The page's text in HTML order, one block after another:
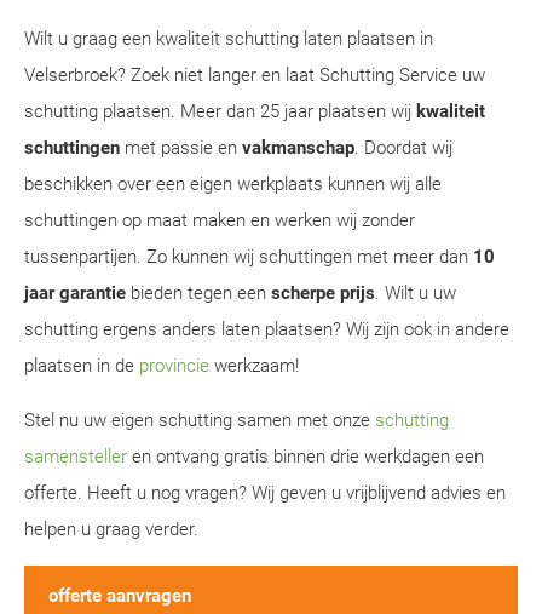
Wilt u graag een kwaliteit schutting laten plaatsen in
Velserbroek? Zoek niet langer en laat Schutting Service uw
schutting plaatsen. Meer dan 25 jaar plaatsen wij kwaliteit
schuttingen met passie en vakmanschap. Doordat wij
beschikken over een eigen werkplaats kunnen wij alle
schuttingen op maat maken en werken wij zonder
tussenpartijen. Zo kunnen wij schuttingen met meer dan 10
jaar garantie bieden tegen een scherpe prijs. Wilt u uw
schutting ergens anders laten plaatsen? Wij zijn ook in andere
plaatsen in de provincie werkzaam!
Stel nu uw eigen schutting samen met onze schutting
samensteller en ontvang gratis binnen drie werkdagen een
offerte. Heeft u nog vragen? Wij geven u vrijblijvend advies en
helpen u graag verder.
offerte aanvragen